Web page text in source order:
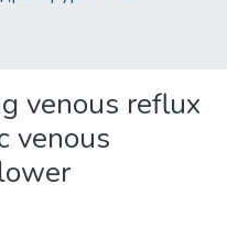
venous reflux
venous